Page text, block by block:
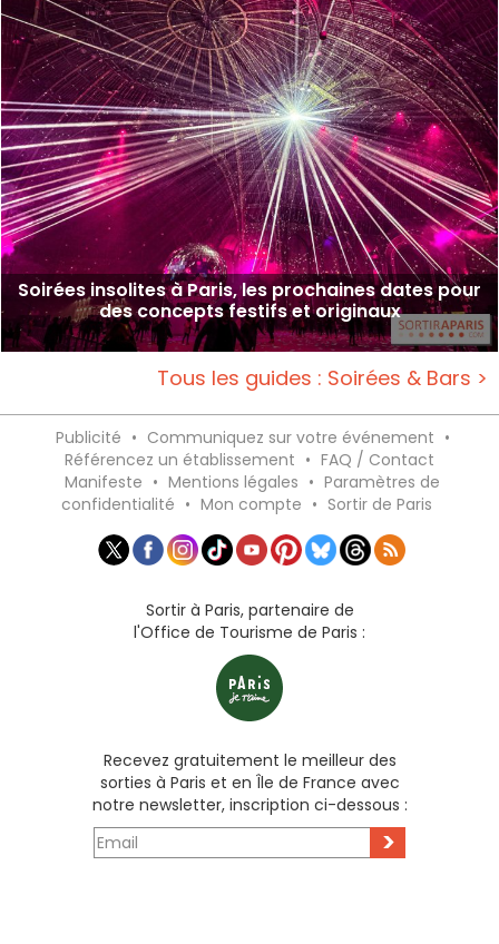
Soirées insolites à Paris, les prochaines dates pour
des concepts festifs et originaux
Tous les guides : Soirées & Bars >
Publicité • Communiquez sur votre événement •
Référencez un établissement • FAQ / Contact
Manifeste • Mentions légales • Paramètres de
confidentialité • Mon compte • Sortir de Paris
Sortir à Paris, partenaire de
l'Office de Tourisme de Paris :
Recevez gratuitement le meilleur des
sorties à Paris et en Île de France avec
notre newsletter, inscription ci-dessous :
>